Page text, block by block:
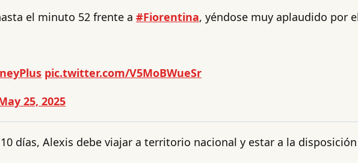
el minuto 52 frente a #Fiorentina, yéndose muy aplaudido por
pic.twitter.com/V5MoBWueSr
25, 2025
días, Alexis debe viajar a territorio nacional y estar a la